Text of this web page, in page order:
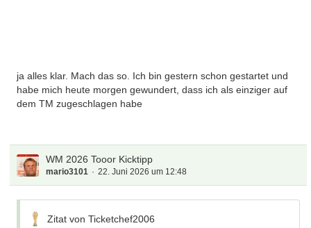
ja alles klar. Mach das so. Ich bin gestern schon gestartet und
habe mich heute morgen gewundert, dass ich als einziger auf
dem TM zugeschlagen habe
WM 2026 Tooor Kicktipp
mario3101 22. Juni 2026 um 12:48
Zitat von Ticketchef2006